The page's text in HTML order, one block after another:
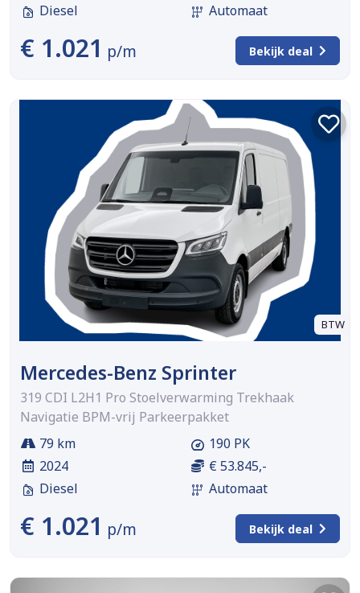
Diesel
Automaat
€ 1.021 p/m Bekijk deal
BTW
Mercedes-Benz Sprinter
319 CDI L2H1 Pro Stoelverwarming Trekhaak
Navigatie BPM-vrij Parkeerpakket
79 km
2024
Diesel
190 PK
€ 53.845,-
Automaat
€ 1.021 p/m Bekijk deal